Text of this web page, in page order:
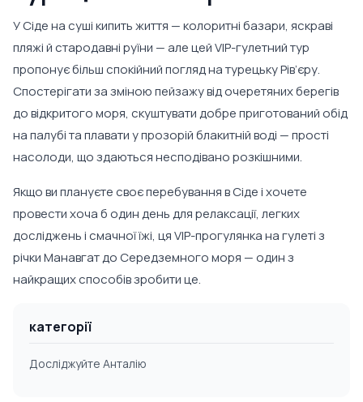
У Сіде на суші кипить життя — колоритні базари, яскраві
пляжі й стародавні руїни — але цей VIP-гулетний тур
пропонує більш спокійний погляд на турецьку Рів’єру.
Спостерігати за зміною пейзажу від очеретяних берегів
до відкритого моря, скуштувати добре приготований обід
на палубі та плавати у прозорій блакитній воді — прості
насолоди, що здаються несподівано розкішними.
Якщо ви плануєте своє перебування в Сіде і хочете
провести хоча б один день для релаксації, легких
досліджень і смачної їжі, ця VIP-прогулянка на гулеті з
річки Манавгат до Середземного моря — один з
найкращих способів зробити це.
категорії
Досліджуйте Анталію